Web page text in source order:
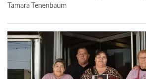
Tamara Tenenbaum